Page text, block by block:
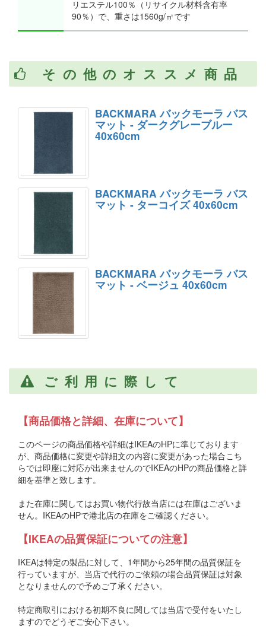
リエステル100％（リサイクル材料含有率
90％）で、重さは1560g/㎡です
その他のオススメ商品
BACKMARA バックモーラ バス
マット - ダークグレーブルー
40x60cm
BACKMARA バックモーラ バス
マット - ターコイズ 40x60cm
BACKMARA バックモーラ バス
マット - ベージュ 40x60cm
ご利用に際して
【商品価格と詳細、在庫について】
このページの商品価格や詳細はIKEAのHPに準じております
が、商品価格に変更や詳細文の内容に変更があった場合こち
らでは即座に対応が出来ませんのでIKEAのHPの商品価格と詳
細を基準と致します。
また在庫に関してはお買い物代行故当店には在庫はございま
せん。IKEAのHPで港北店の在庫をご確認ください。
【IKEAの品質保証についての注意】
IKEAは特定の製品に対して、1年間から25年間の品質保証を
行っていますが、当店で代行のご依頼の場合品質保証は対象
となりませんので予めご了承ください。
特定商取引における初期不良に関しては当店で受付をいたし
ますのでどうぞご安心下さい。